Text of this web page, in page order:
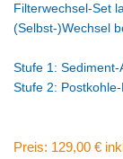
Filterwechsel-Set
(Selbst-)Wechsel
Stufe 1:
Stufe 2:
Preis: 129,00 €